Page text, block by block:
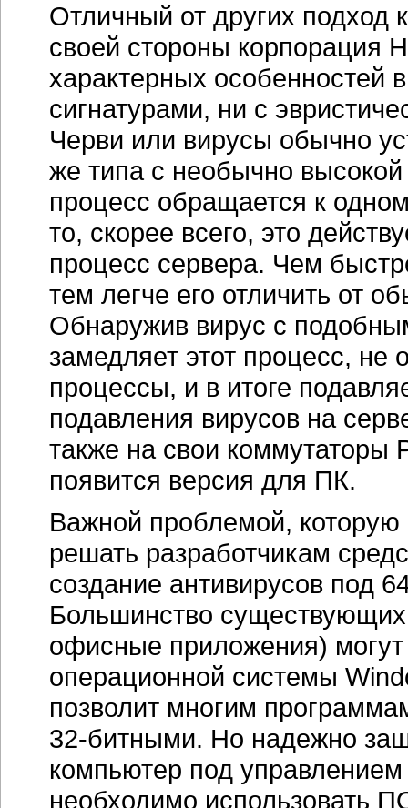
Отличный от других подход
своей стороны корпорация
характерных особенностей
сигнатурами, ни с
Черви или вирусы обычно
же типа с необычно
процесс обращается к
то, скорее всего, это
процесс сервера. Чем
тем легче его отличить от
Обнаружив вирус с
замедляет этот процесс,
процессы, и в итоге
подавления вирусов на
также на свои коммутаторы
появится версия для ПК.
Важной проблемой,
решать разработчикам
создание антивирусов под
Большинство
офисные приложения)
операционной системы
позволит многим
32-битными. Но надежно
компьютер под
необходимо использовать